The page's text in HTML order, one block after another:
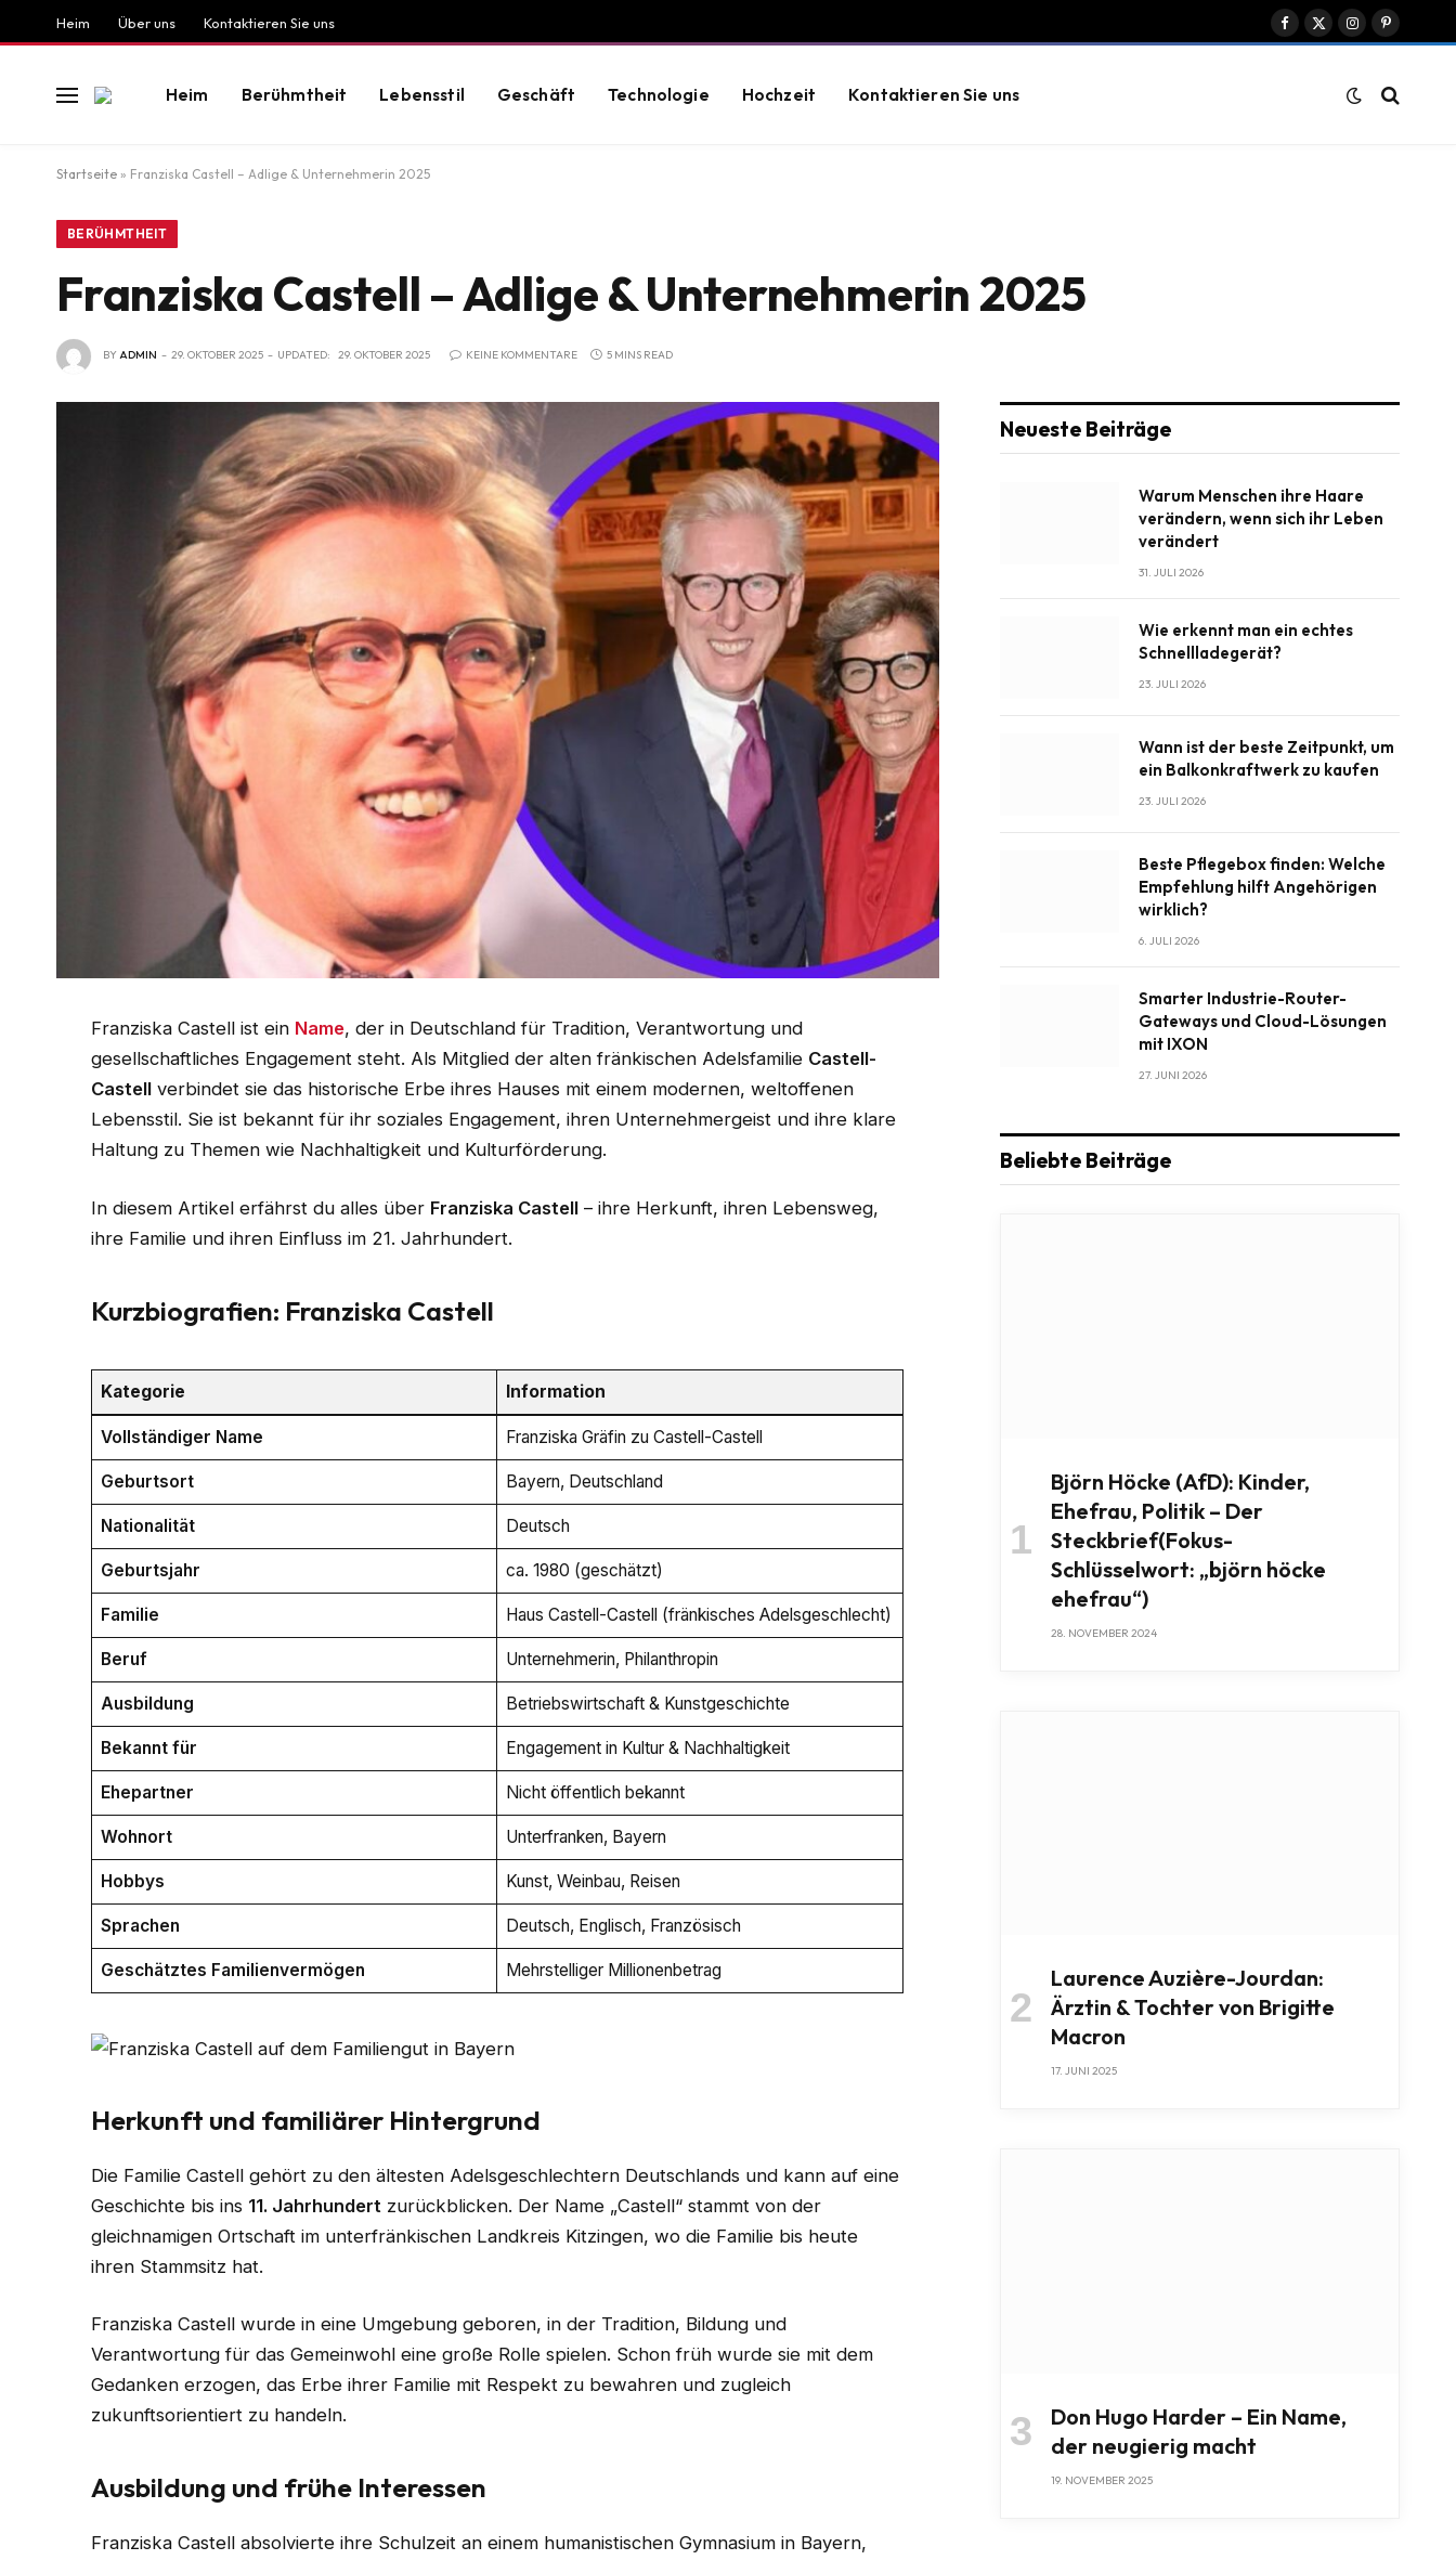
Heim Über uns Kontaktieren Sie uns
Facebook
X
InstagramPinterest
Heim Berühmtheit Lebensstil Geschäft Technologie Hochzeit Kontaktieren Sie uns
Startseite » Franziska Castell – Adlige & Unternehmerin 2025
BERÜHMTHEIT
Franziska Castell – Adlige & Unternehmerin 2025
BYADMIN 29. OKTOBER 2025 UPDATED: 29. OKTOBER 2025 KEINE KOMMENTARE 5 MINS READ
Franziska Castell ist ein Name, der in Deutschland für Tradition, Verantwortung und
gesellschaftliches Engagement steht. Als Mitglied der alten fränkischen Adelsfamilie Castell-
Castell verbindet sie das historische Erbe ihres Hauses mit einem modernen, weltoffenen
Lebensstil. Sie ist bekannt für ihr soziales Engagement, ihren Unternehmergeist und ihre klare
Haltung zu Themen wie Nachhaltigkeit und Kulturförderung.
In diesem Artikel erfährst du alles über Franziska Castell – ihre Herkunft, ihren Lebensweg,
ihre Familie und ihren Einfluss im 21. Jahrhundert.
Kurzbiografien: Franziska Castell
Kategorie Information
Vollständiger Name Franziska Gräfin zu Castell-Castell
Geburtsort Bayern, Deutschland
Nationalität Deutsch
Geburtsjahr ca. 1980 (geschätzt)
Familie Haus Castell-Castell (fränkisches Adelsgeschlecht)
Beruf Unternehmerin, Philanthropin
Ausbildung Betriebswirtschaft & Kunstgeschichte
Bekannt für Engagement in Kultur & Nachhaltigkeit
Ehepartner Nicht öffentlich bekannt
Wohnort Unterfranken, Bayern
Hobbys Kunst, Weinbau, Reisen
Sprachen Deutsch, Englisch, Französisch
Geschätztes Familienvermögen Mehrstelliger Millionenbetrag
Herkunft und familiärer Hintergrund
Die Familie Castell gehört zu den ältesten Adelsgeschlechtern Deutschlands und kann auf eine
Geschichte bis ins 11. Jahrhundert zurückblicken. Der Name „Castell“ stammt von der
gleichnamigen Ortschaft im unterfränkischen Landkreis Kitzingen, wo die Familie bis heute
ihren Stammsitz hat.
Franziska Castell wurde in eine Umgebung geboren, in der Tradition, Bildung und
Verantwortung für das Gemeinwohl eine große Rolle spielen. Schon früh wurde sie mit dem
Gedanken erzogen, das Erbe ihrer Familie mit Respekt zu bewahren und zugleich
zukunftsorientiert zu handeln.
Ausbildung und frühe Interessen
Franziska Castell absolvierte ihre Schulzeit an einem humanistischen Gymnasium in Bayern,
Neueste Beiträge
Warum Menschen ihre Haare
verändern, wenn sich ihr Leben
verändert
31. JULI 2026
Wie erkennt man ein echtes
Schnellladegerät?
23. JULI 2026
Wann ist der beste Zeitpunkt, um
ein Balkonkraftwerk zu kaufen
23. JULI 2026
Beste Pflegebox finden: Welche
Empfehlung hilft Angehörigen
wirklich?
6. JULI 2026
Smarter Industrie-Router-
Gateways und Cloud-Lösungen
mit IXON
27. JUNI 2026
Beliebte Beiträge
Björn Höcke (AfD): Kinder,
Ehefrau, Politik – Der
Steckbrief(Fokus-
Schlüsselwort: „björn höcke
ehefrau“)
28. NOVEMBER 2024
Laurence Auzière-Jourdan:
Ärztin & Tochter von Brigitte
Macron
17. JUNI 2025
Don Hugo Harder – Ein Name,
der neugierig macht
19. NOVEMBER 2025